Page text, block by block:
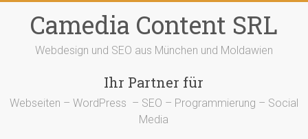
springenCamedia Content SRL
Webdesign und SEO aus München und Moldawien
Ihr Partner für
Webseiten – WordPress – SEO – Programmierung – Social
Media